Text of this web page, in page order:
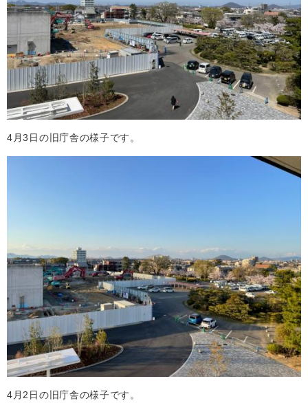
4月3日の旧庁舎の様子です。
4月2日の旧庁舎の様子です。